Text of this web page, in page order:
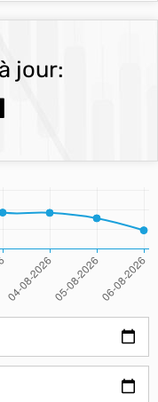
jour: